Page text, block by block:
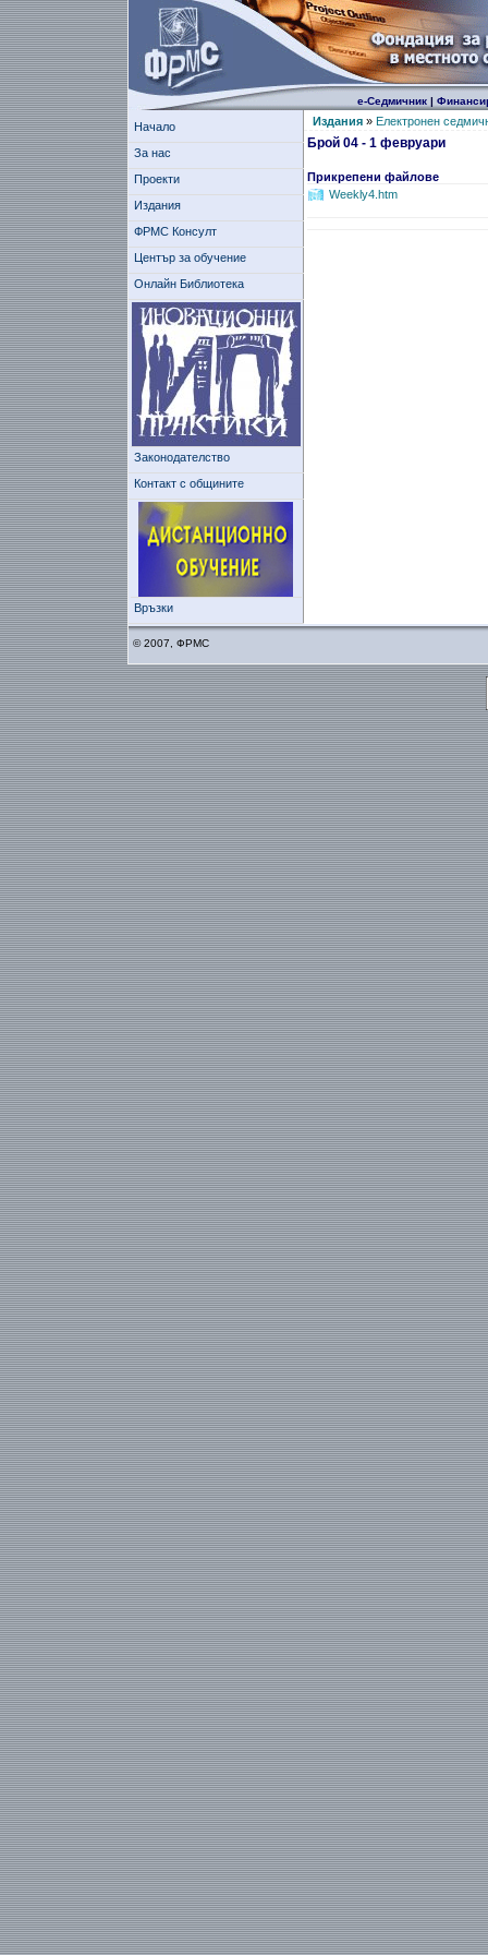
е-Седмичник|
Начало
За нас
Проекти
Издания
ФРМС Консулт
Център за обучение
Онлайн Библиотека
Законодателство
Контакт с общините
Връзки
Издания» Електронен
Брой 04 - 1 февруари
Прикрепени файлове
Weekly4.htm
© 2007, ФРМС